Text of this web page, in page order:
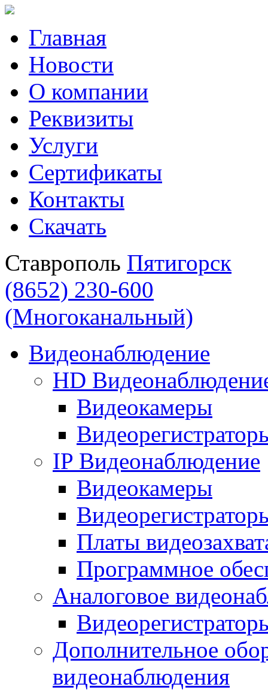
Главная
Новости
О компании
Реквизиты
Услуги
Сертификаты
Контакты
Скачать
Ставрополь Пятигорск
(8652) 230-600
(Многоканальный)
Видеонаблюдение
HD
Видеокамеры
IP Видеонаблюдение
Видеокамеры
Платы
Программное
Аналоговое
Дополнительное
видеонаблюдения